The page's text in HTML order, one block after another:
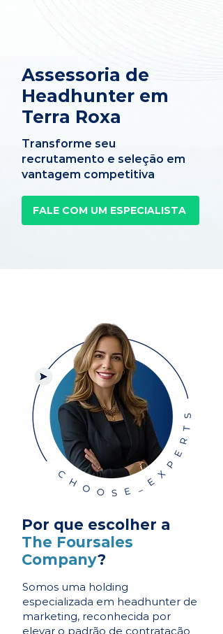
Assessoria de
Headhunter em
Terra Roxa
Transforme seu
recrutamento e seleção em
vantagem competitiva
FALE COM UM ESPECIALISTA
Por que escolher a
The Foursales
Company?
Somos uma holding
especializada em headhunter de
marketing, reconhecida por
elevar o padrão de contratação